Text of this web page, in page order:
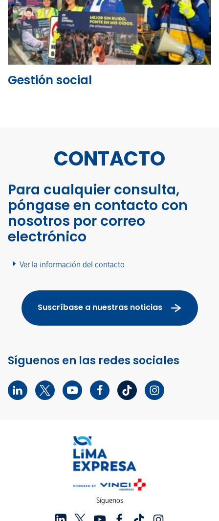
Ver la carpeta
Gestión social
CONTACTO
Para cualquier consulta,
póngase en contacto con
nosotros por correo
electrónico
Ver la información del contacto
Suscríbase a nuestras noticias
Síguenos en las redes sociales
Síguenos